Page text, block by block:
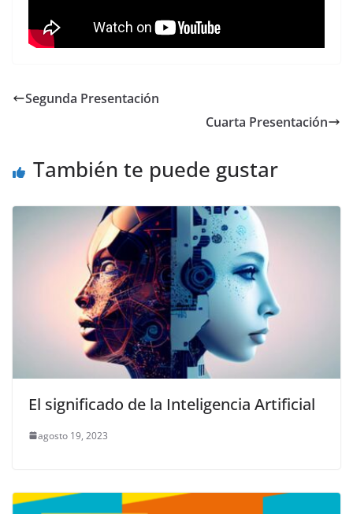
Segunda Presentación
Cuarta Presentación
También te puede gustar
El significado de la Inteligencia Artificial
agosto 19, 2023